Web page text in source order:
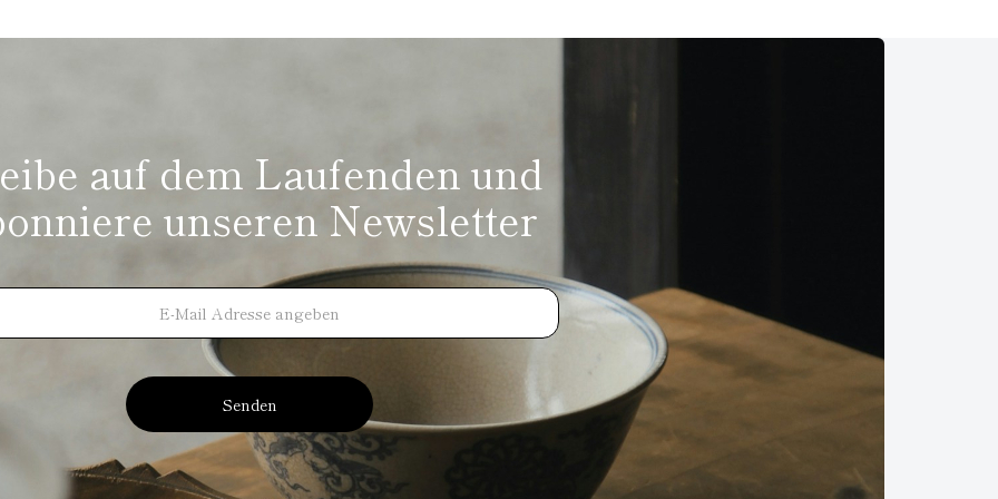
auf dem Laufenden und
unseren Newsletter
Senden